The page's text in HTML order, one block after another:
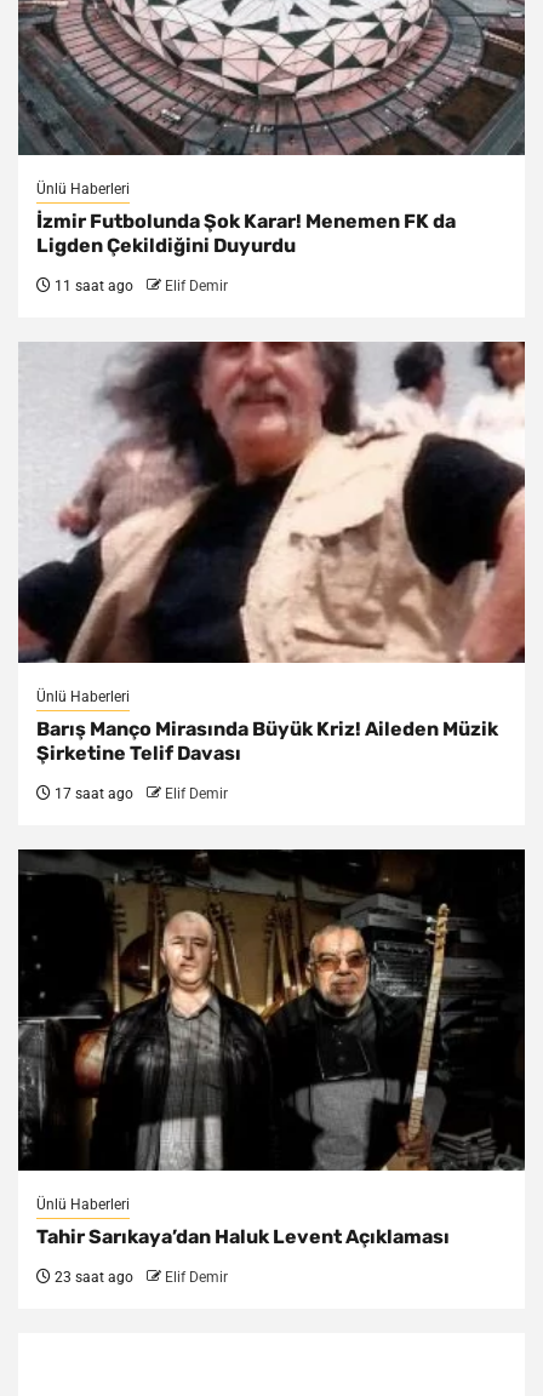
Ünlü Haberleri
İzmir Futbolunda Şok Karar! Menemen FK da
Ligden Çekildiğini Duyurdu
11 saat ago Elif Demir
Ünlü Haberleri
Barış Manço Mirasında Büyük Kriz! Aileden Müzik
Şirketine Telif Davası
17 saat ago Elif Demir
Ünlü Haberleri
Tahir Sarıkaya’dan Haluk Levent Açıklaması
23 saat ago Elif Demir